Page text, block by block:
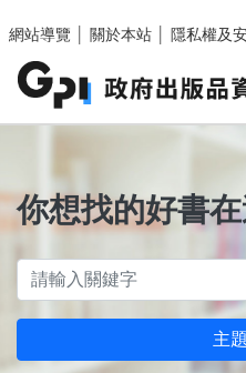
網站導覽
關於本站 隱私權及
你想找的好書在
主